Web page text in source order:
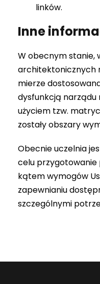
linków.
Inne
W obecnym stanie,
architektonicznych
mierze
dysfunkcją narządu
użyciem tzw.
zostały obszary
Obecnie uczelnia
celu przygotowanie
kątem wymogów
zapewnianiu
szczególnymi